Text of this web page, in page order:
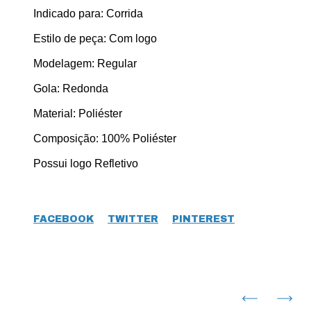
Indicado para: Corrida
Estilo de peça: Com logo
Modelagem: Regular
Gola: Redonda
Material: Poliéster
Composição: 100% Poliéster
Possui logo Refletivo
FACEBOOK TWITTER PINTEREST